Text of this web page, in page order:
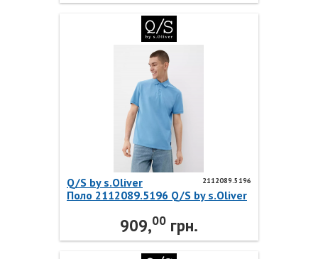
2112089.5196
Q/S by s.Oliver
Поло 2112089.5196 Q/S by s.Oliver
909,00 грн.